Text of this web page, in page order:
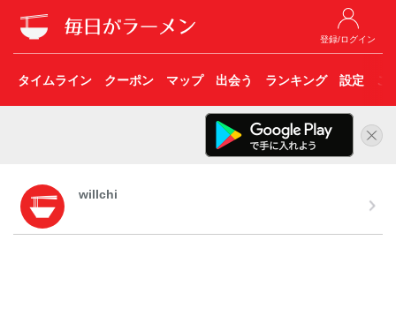
登録/ログイン
タイムライン クーポン マップ 出会う ランキング 設定 こ
willchi